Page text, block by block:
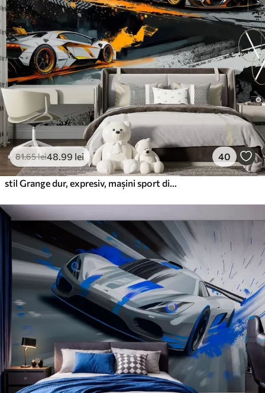
Premium
220.02132.01lei/m²
Vinil Premium
250.00150.00lei/m²
Peel and Stick
300 lei/m²
81.65lei48.99 lei 40
stil Grange dur, expresiv, mașini sport dinamice